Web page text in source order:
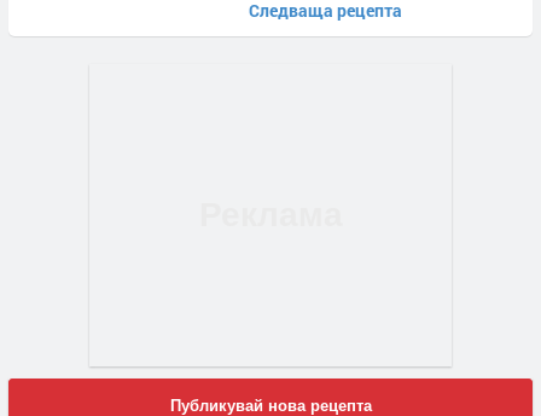
Следваща рецепта
Публикувай нова рецепта